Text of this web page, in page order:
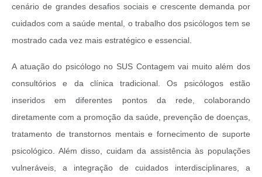
cenário de grandes desafios sociais e crescente demanda por
cuidados com a saúde mental, o trabalho dos psicólogos tem se
mostrado cada vez mais estratégico e essencial.
A atuação do psicólogo no SUS Contagem vai muito além dos
consultórios e da clínica tradicional. Os psicólogos estão
inseridos em diferentes pontos da rede, colaborando
diretamente com a promoção da saúde, prevenção de doenças,
tratamento de transtornos mentais e fornecimento de suporte
psicológico. Além disso, cuidam da assistência às populações
vulneráveis, a integração de cuidados interdisciplinares, a